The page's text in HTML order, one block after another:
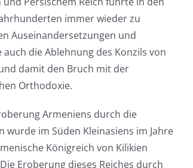
immer wieder zu
Auseinandersetzungen und
auch die Ablehnung des Konzils von
damit den Bruch mit der
Orthodoxie.
Armeniens durch die
wurde im Süden Kleinasiens im Jahre
Königreich von Kilikien
Eroberung dieses Reiches durch